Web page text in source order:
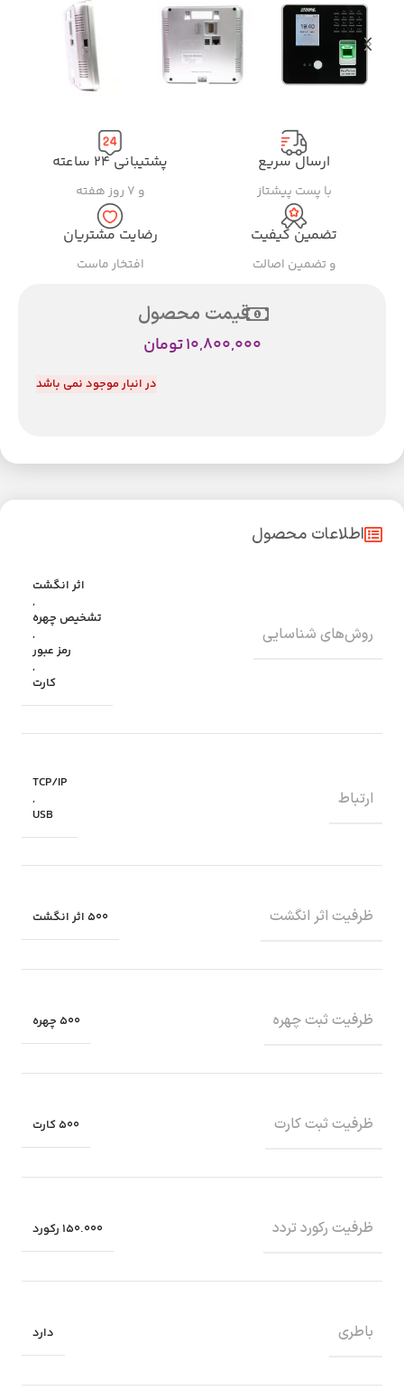
ارسال سریع
با پست پیشتاز
پشتیبانی ۲۴ ساعته
و ۷ روز هفته
تضمین کیفیت
و تضمین اصالت
رضایت مشتریان
افتخار ماست
قیمت محصول
10,800,000تومان
در انبار موجود نمی باشد
اطلاعات محصول
روش‌های شناسایی
اثر انگشت
,
تشخیص چهره
,
رمز عبور
,
کارت
ارتباط
TCP/IP
,
USB
ظرفیت اثر انگشت 500 اثر انگشت
ظرفیت ثبت چهره 500 چهره
ظرفیت ثبت کارت 500 کارت
ظرفیت رکورد تردد 150.000 رکورد
باطری دارد